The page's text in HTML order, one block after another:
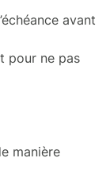
avant
pour ne pas
manière